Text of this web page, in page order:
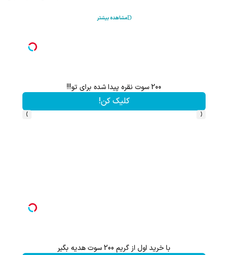
مشاهده بیشتر
200 سوت نقره پیدا شده برای تو!!!
کلیک کن!
‹
›
با خرید اول از گریم 200 سوت هدیه بگیر